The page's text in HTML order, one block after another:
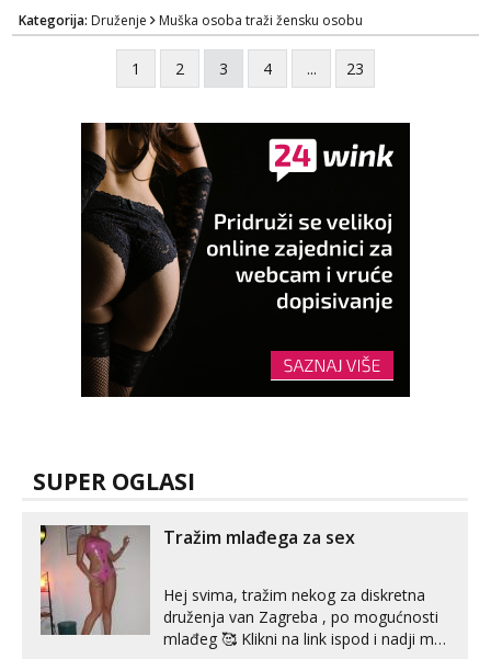
Kategorija: Druženje Muška osoba traži žensku osobu
1 2 3 4 ... 23
SUPER OGLASI
Tražim mlađega za sex
Hej svima, tražim nekog za diskretna
druženja van Zagreba , po mogućnosti
mlađeg 🥰 Klikni na link ispod i nadji me